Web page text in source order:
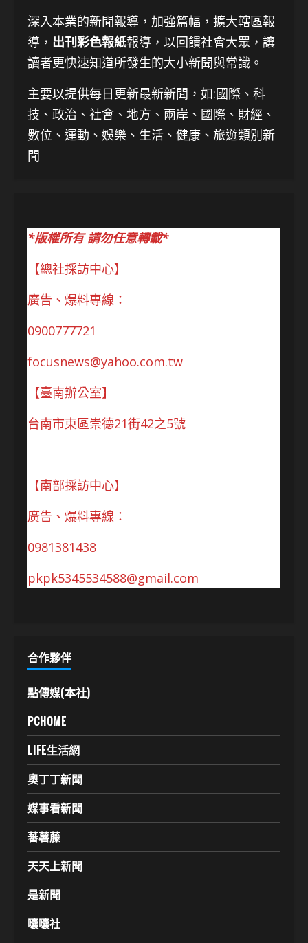
深入本業的新聞報導，加強篇幅，擴大轄區報
導， 出刊彩色報紙報導，以回饋社會大眾，讓
讀者更快速知道所發生的大小新聞與常識。
主要以提供每日更新最新新聞 ，如:國際、科
技、 政治、社會、地方、兩岸、國際、財經、
數位、運動、娛樂、生活、健康、旅遊類別新
聞
*版權所有 請勿任意轉載*
【總社採訪中心】
廣告、爆料專線：
0900777721
focusnews@yahoo.com.tw
【臺南辦公室】
台南市東區崇德21街42之5號
【南部採訪中心】
廣告、爆料專線：
0981381438
pkpk5345534588@gmail.com
合作夥伴
點傳媒(本社)
PCHOME
LIFE生活網
奧丁丁新聞
媒事看新聞
蕃薯藤
天天上新聞
是新聞
囔囔社